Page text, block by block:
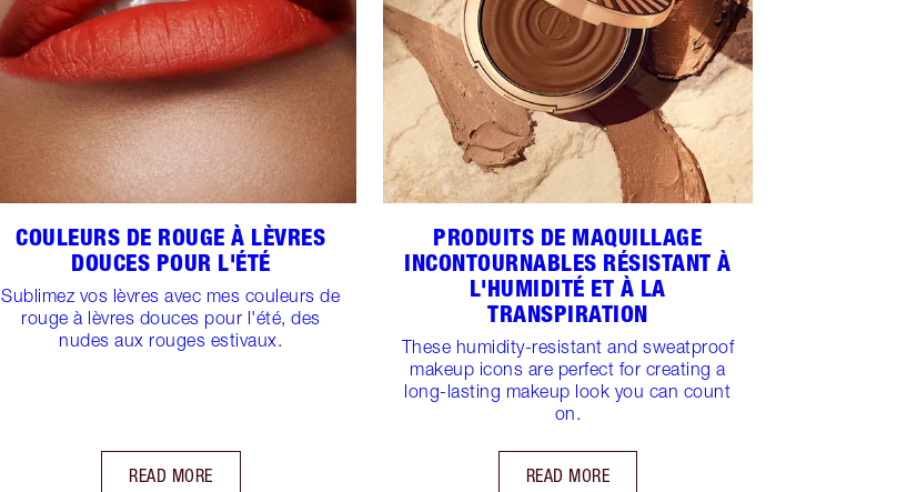
COULEURS DE ROUGE À LÈVRES
DOUCES POUR L'ÉTÉ
Sublimez vos lèvres avec mes couleurs de
rouge à lèvres douces pour l'été, des
nudes aux rouges estivaux.
READ MORE
PRODUITS DE MAQUILLAGE
INCONTOURNABLES RÉSISTANT À
L'HUMIDITÉ ET À LA
TRANSPIRATION
These humidity-resistant and sweatproof
makeup icons are perfect for creating a
long-lasting makeup look you can count
on.
READ MORE